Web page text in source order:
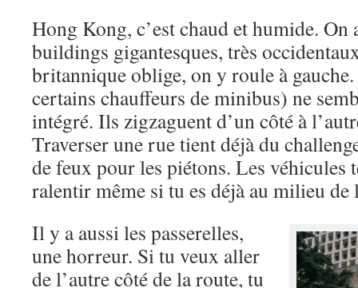
Hong Kong, c’est chaud et humide.
buildings gigantesques, très
britannique oblige, on y roule à
certains chauffeurs de minibus) ne
intégré. Ils zigzaguent d’un côté à
Traverser une rue tient déjà du
de feux pour les piétons. Les véhicules
ralentir même si tu es déjà au milieu de
Il y a aussi les passerelles,
une horreur. Si tu veux aller
de l’autre côté de la route, tu